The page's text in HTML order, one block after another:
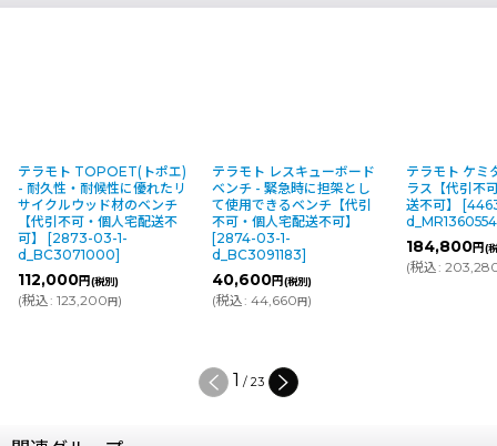
トポエ)
れたリ
ベンチ
配送不
テラモト レスキューボード
ベンチ - 緊急時に担架とし
て使用できるベンチ【代引
不可・個人宅配送不可】
[2874-03-1-
d_BC3091183
40,600
(税込: 44,660
テラモト ケミタングルCNプ
ラス【代引不可・個人宅配
送不可】 [ 4463-03-1-
d_MR1360554
184,800
税込
テ
送
(税別)
2 /23